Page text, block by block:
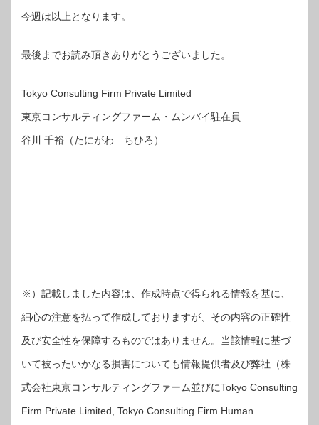
今週は以上となります。
最後までお読み頂きありがとうございました。
Tokyo Consulting Firm Private Limited
東京コンサルティングファーム・ムンバイ駐在員
谷川 千裕（たにがわ ちひろ）
※）記載しました内容は、作成時点で得られる情報を基に、
細心の注意を払って作成しておりますが、その内容の正確性
及び安全性を保障するものではありません。当該情報に基づ
いて被ったいかなる損害についても情報提供者及び弊社（株
式会社東京コンサルティングファーム並びにTokyo Consulting
Firm Private Limited, Tokyo Consulting Firm Human